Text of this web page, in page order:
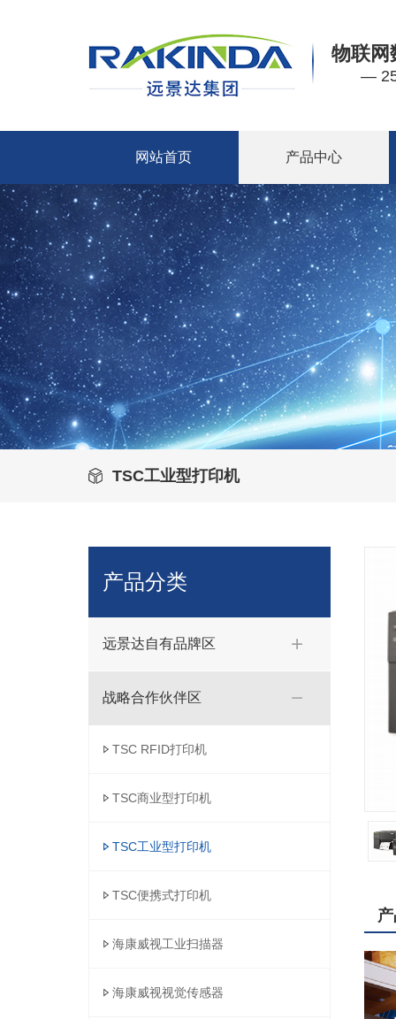
物联网
—
网站首页 产品中心
TSC工业型打印机
产品分类
远景达自有品牌区
战略合作伙伴区
TSC RFID打印机
TSC商业型打印机
TSC工业型打印机
TSC便携式打印机
海康威视工业扫描器
海康威视视觉传感器